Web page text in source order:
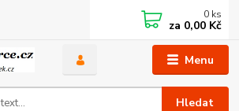
Menu
Hledat
0 ks
za 0,00 Kč